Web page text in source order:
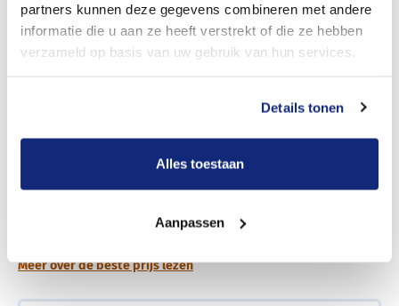
partners kunnen deze gegevens combineren met andere
informatie die u aan ze heeft verstrekt of die ze hebben
verzameld op basis van uw gebruik van hun services.
Details tonen
Alles toestaan
Aanpassen
Meer over de beste prijs lezen